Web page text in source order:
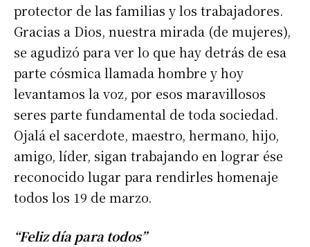
protector de las familias y los trabajadores.
Gracias a Dios, nuestra mirada (de mujeres),
se agudizó para ver lo que hay detrás de esa
parte cósmica llamada hombre y hoy
levantamos la voz, por esos maravillosos
seres parte fundamental de toda sociedad.
Ojalá el sacerdote, maestro, hermano, hijo,
amigo, líder, sigan trabajando en lograr ése
reconocido lugar para rendirles homenaje
todos los 19 de marzo.
“Feliz día para todos”